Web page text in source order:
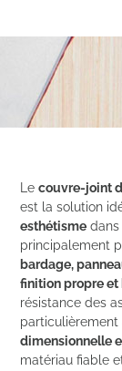
Lecouvre-joint
est la solution
esthétisme
principalement
bardage,
finition propre et
résistance des
dimensionnelle
matériau fiable